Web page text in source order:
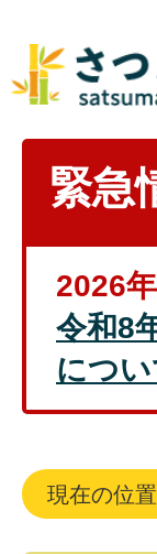
緊急
2026
令和8
につい
現在の位置